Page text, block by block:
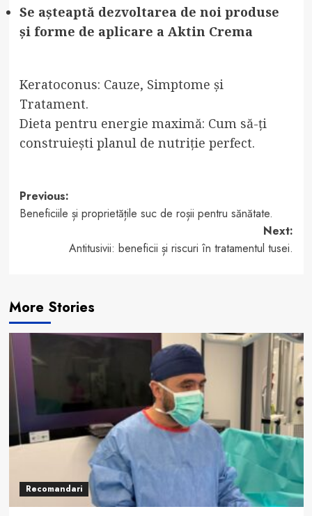
Se așteaptă dezvoltarea de noi produse
și forme de aplicare a Aktin Crema
Keratoconus: Cauze, Simptome și
Tratament.
Dieta pentru energie maximă: Cum să-ți
construiești planul de nutriție perfect.
Post
navigation
Previous:
Beneficiile și proprietățile suc de roșii pentru sănătate.
Next:
Antitusivii: beneficii și riscuri în tratamentul tusei.
More Stories
Recomandari